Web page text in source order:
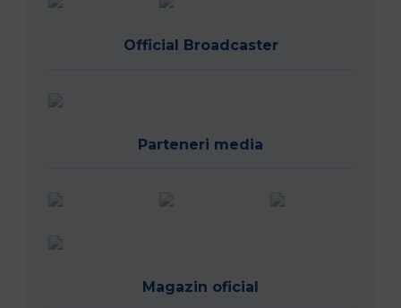
Official Broadcaster
Parteneri media
Magazin oficial